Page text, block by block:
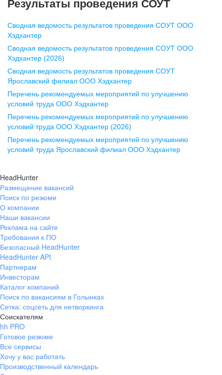
pr@nn.hh.ru
Воронеж
ул. Комиссаржевской, д. 10,
офис 1212
+7 473 280-05-05
pr@vrn.hh.ru
ул. Спартаковская, д. 2А, этаж 3,
помещение 15
+7 843 212-12-50
Екатеринбург
ул. Боевых Дружин, стр. 20,
+7 343 226-79-99
pr@ural.hh.ru
ул. Янковского, д. 169, 7 этаж,
706 каб.
+7 861 205-55-57
pr@krd.hh.ru
Владивосток
пер. Ланинский д. 4, офис 3.4
+7 423 202-33-28
Результаты проведения СОУТ
Сводная ведомость результатов проведения СОУТ ООО
Хэдхантер
Сводная ведомость результатов проведения СОУТ ООО
Хэдхантер (2026)
Сводная ведомость результатов проведения СОУТ
Ярославский филиал ООО Хэдхантер
Перечень рекомендуемых мероприятий по улучшению
условий труда ООО Хэдхантер
Перечень рекомендуемых мероприятий по улучшению
условий труда ООО Хэдхантер (2026)
Перечень рекомендуемых мероприятий по улучшению
условий труда Ярославский филиал ООО Хэдхантер
HeadHunter
Размещение вакансий
Поиск по резюме
О компании
Наши вакансии
Реклама на сайте
Требования к ПО
Безопасный HeadHunter
HeadHunter API
Партнерам
Инвесторам
Каталог компаний
Поиск по вакансиям в Голынках
Сетка: соцсеть для нетворкинга
Соискателям
hh PRO
Готовое резюме
Все сервисы
Хочу у вас работать
Производственный календарь